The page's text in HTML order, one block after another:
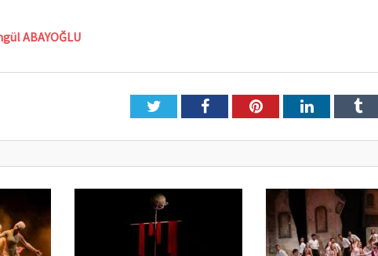
ABAYOĞLU
TwitterFacebookPinterestLinkedIn